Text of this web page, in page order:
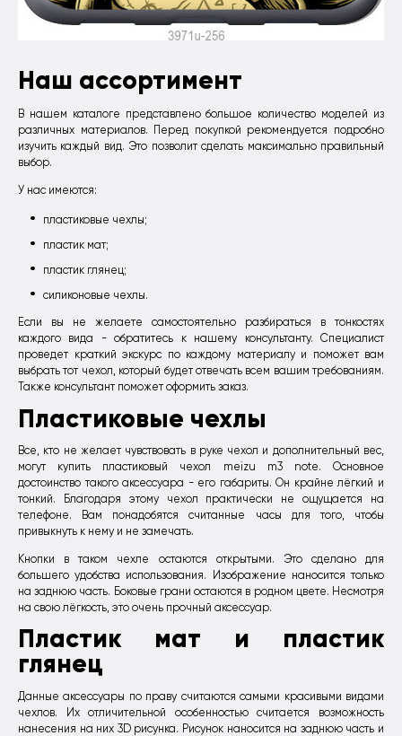
Наш ассортимент
В нашем каталоге представлено большое количество моделей из
различных материалов. Перед покупкой рекомендуется подробно
изучить каждый вид. Это позволит сделать максимально правильный
выбор.
У нас имеются:
пластиковые чехлы;
пластик мат;
пластик глянец;
силиконовые чехлы.
Если вы не желаете самостоятельно разбираться в тонкостях
каждого вида - обратитесь к нашему консультанту. Специалист
проведет краткий экскурс по каждому материалу и поможет вам
выбрать тот чехол, который будет отвечать всем вашим требованиям.
Также консультант поможет оформить заказ.
Пластиковые чехлы
Все, кто не желает чувствовать в руке чехол и дополнительный вес,
могут купить пластиковый чехол meizu m3 note. Основное
достоинство такого аксессуара - его габариты. Он крайне лёгкий и
тонкий. Благодаря этому чехол практически не ощущается на
телефоне. Вам понадобятся считанные часы для того, чтобы
привыкнуть к нему и не замечать.
Кнопки в таком чехле остаются открытыми. Это сделано для
большего удобства использования. Изображение наносится только
на заднюю часть. Боковые грани остаются в родном цвете. Несмотря
на свою лёгкость, это очень прочный аксессуар.
Пластик мат и пластик
глянец
Данные аксессуары по праву считаются самыми красивыми видами
чехлов. Их отличительной особенностью считается возможность
нанесения на них 3D рисунка. Рисунок наносится на заднюю часть и